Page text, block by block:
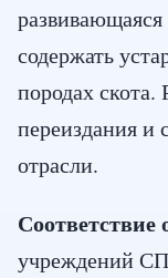
содержать
породах скота.
переиздания и
отрасли.
Соответствие
учреждений